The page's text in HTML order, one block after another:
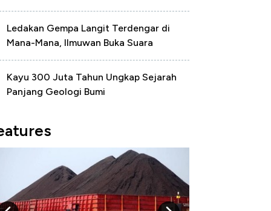
Ledakan Gempa Langit Terdengar di
Mana-Mana, Ilmuwan Buka Suara
Kayu 300 Juta Tahun Ungkap Sejarah
Panjang Geologi Bumi